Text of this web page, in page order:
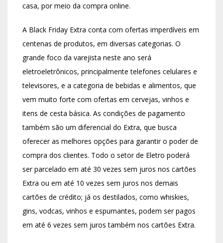
casa, por meio da compra online.
A Black Friday Extra conta com ofertas imperdíveis em
centenas de produtos, em diversas categorias. O
grande foco da varejista neste ano será
eletroeletrônicos, principalmente telefones celulares e
televisores, e a categoria de bebidas e alimentos, que
vem muito forte com ofertas em cervejas, vinhos e
itens de cesta básica. As condições de pagamento
também são um diferencial do Extra, que busca
oferecer as melhores opções para garantir o poder de
compra dos clientes. Todo o setor de Eletro poderá
ser parcelado em até 30 vezes sem juros nos cartões
Extra ou em até 10 vezes sem juros nos demais
cartões de crédito; já os destilados, como whiskies,
gins, vodcas, vinhos e espumantes, podem ser pagos
em até 6 vezes sem juros também nos cartões Extra.